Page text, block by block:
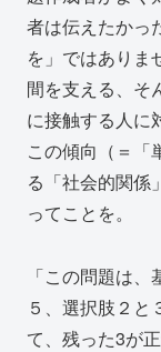
者は伝えたかっ
を」ではありま
間を支える、そ
に接触する人に
この傾向（＝「
る「社会的関係
ってことを。
「この問題は
５、選択肢２と
て、残った3が